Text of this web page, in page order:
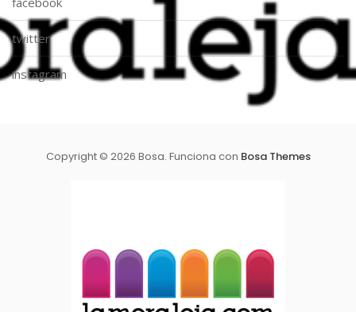
twitter
instagram
Copyright © 2026 Bosa. Funciona con Bosa Themes